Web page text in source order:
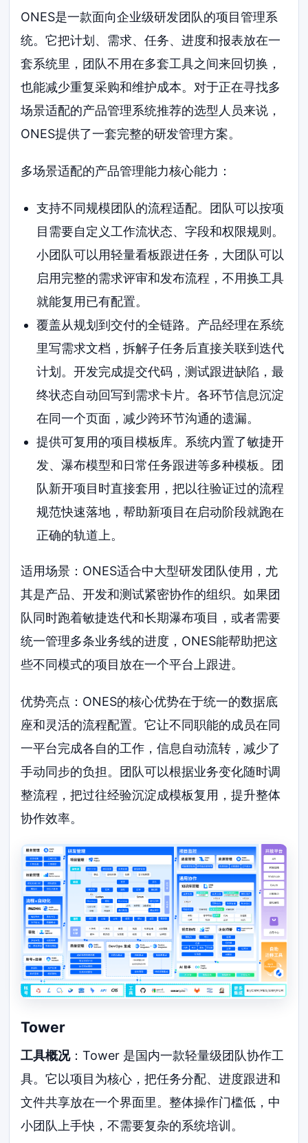
ONES是一款面向企业级研发团队的项目管理系
统。它把计划、需求、任务、进度和报表放在一
套系统里，团队不用在多套工具之间来回切换，
也能减少重复采购和维护成本。对于正在寻找多
场景适配的产品管理系统推荐的选型人员来说，
ONES提供了一套完整的研发管理方案。
多场景适配的产品管理能力核心能力：
支持不同规模团队的流程适配。团队可以按项
目需要自定义工作流状态、字段和权限规则。
小团队可以用轻量看板跟进任务，大团队可以
启用完整的需求评审和发布流程，不用换工具
就能复用已有配置。
覆盖从规划到交付的全链路。产品经理在系统
里写需求文档，拆解子任务后直接关联到迭代
计划。开发完成提交代码，测试跟进缺陷，最
终状态自动回写到需求卡片。各环节信息沉淀
在同一个页面，减少跨环节沟通的遗漏。
提供可复用的项目模板库。系统内置了敏捷开
发、瀑布模型和日常任务跟进等多种模板。团
队新开项目时直接套用，把以往验证过的流程
规范快速落地，帮助新项目在启动阶段就跑在
正确的轨道上。
适用场景：ONES适合中大型研发团队使用，尤
其是产品、开发和测试紧密协作的组织。如果团
队同时跑着敏捷迭代和长期瀑布项目，或者需要
统一管理多条业务线的进度，ONES能帮助把这
些不同模式的项目放在一个平台上跟进。
优势亮点：ONES的核心优势在于统一的数据底
座和灵活的流程配置。它让不同职能的成员在同
一平台完成各自的工作，信息自动流转，减少了
手动同步的负担。团队可以根据业务变化随时调
整流程，把过往经验沉淀成模板复用，提升整体
协作效率。
Tower
工具概况：Tower 是国内一款轻量级团队协作工
具。它以项目为核心，把任务分配、进度跟进和
文件共享放在一个界面里。整体操作门槛低，中
小团队上手快，不需要复杂的系统培训。